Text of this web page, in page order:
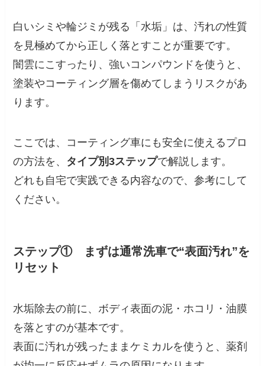
白いシミや輪ジミが残る「水垢」は、汚れの性質
を見極めてから正しく落とすことが重要です。
闇雲にこすったり、強いコンパウンドを使うと、
塗装やコーティング層を傷めてしまうリスクがあ
ります。
ここでは、コーティング車にも安全に使えるプロ
の方法を、 タイプ別3ステップで解説します。
どれも自宅で実践できる内容なので、参考にして
ください。
ステップ① まずは通常洗車で“表面汚れ”を
リセット
水垢除去の前に、ボディ表面の泥・ホコリ・油膜
を落とすのが基本です。
表面に汚れが残ったままケミカルを使うと、薬剤